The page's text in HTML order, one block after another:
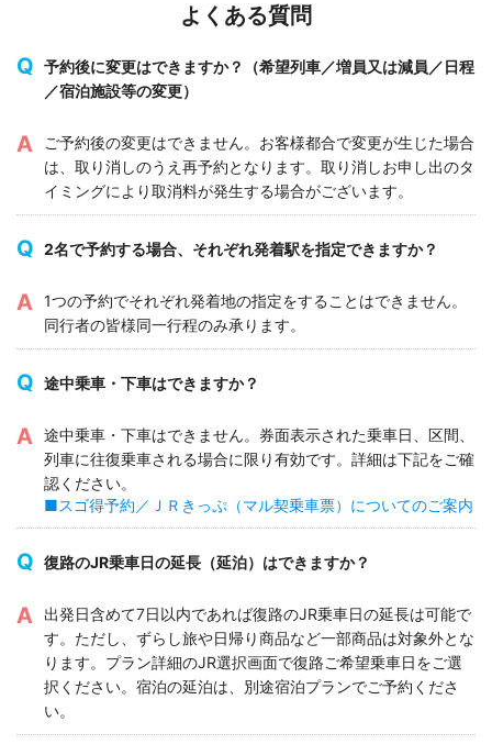
よくある質問
予約後に変更はできますか？（希望列車／増員又は減員／日程
／宿泊施設等の変更）
ご予約後の変更はできません。お客様都合で変更が生じた場合
は、取り消しのうえ再予約となります。取り消しお申し出のタ
イミングにより取消料が発生する場合がございます。
2名で予約する場合、それぞれ発着駅を指定できますか？
1つの予約でそれぞれ発着地の指定をすることはできません。
同行者の皆様同一行程のみ承ります。
途中乗車・下車はできますか？
途中乗車・下車はできません。券面表示された乗車日、区間、
列車に往復乗車される場合に限り有効です。詳細は下記をご確
認ください。
■スゴ得予約／ＪＲきっぷ（マル契乗車票）についてのご案内
復路のJR乗車日の延長（延泊）はできますか？
出発日含めて7日以内であれば復路のJR乗車日の延長は可能で
す。ただし、ずらし旅や日帰り商品など一部商品は対象外とな
ります。プラン詳細のJR選択画面で復路ご希望乗車日をご選
択ください。宿泊の延泊は、別途宿泊プランでご予約くださ
い。